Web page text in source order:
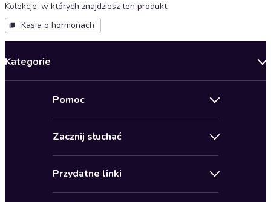
Kolekcje, w których znajdziesz ten produkt:
Kasia o hormonach
Kategorie
Biznes, marketing, ekonomia
Pomoc
Pomoc
Zacznij słuchać
Karnety
Przydatne linki